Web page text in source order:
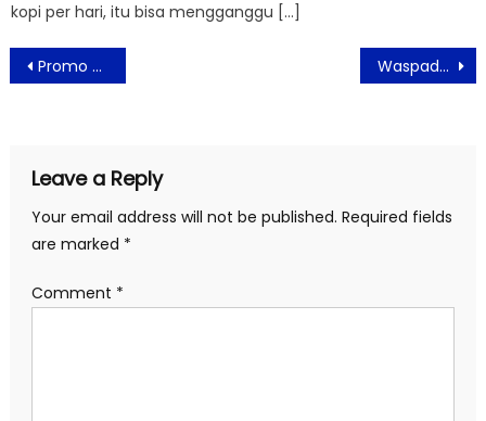
kopi per hari, itu bisa mengganggu […]
Post
navigation
Promo Menarik Sambut Tahun Kelinci Air di Aviary Bintaro Waspadai Gejala Penyakit Campak Pada Anak
Leave a Reply
Your email address will not be published. Required fields
are marked *
Comment *